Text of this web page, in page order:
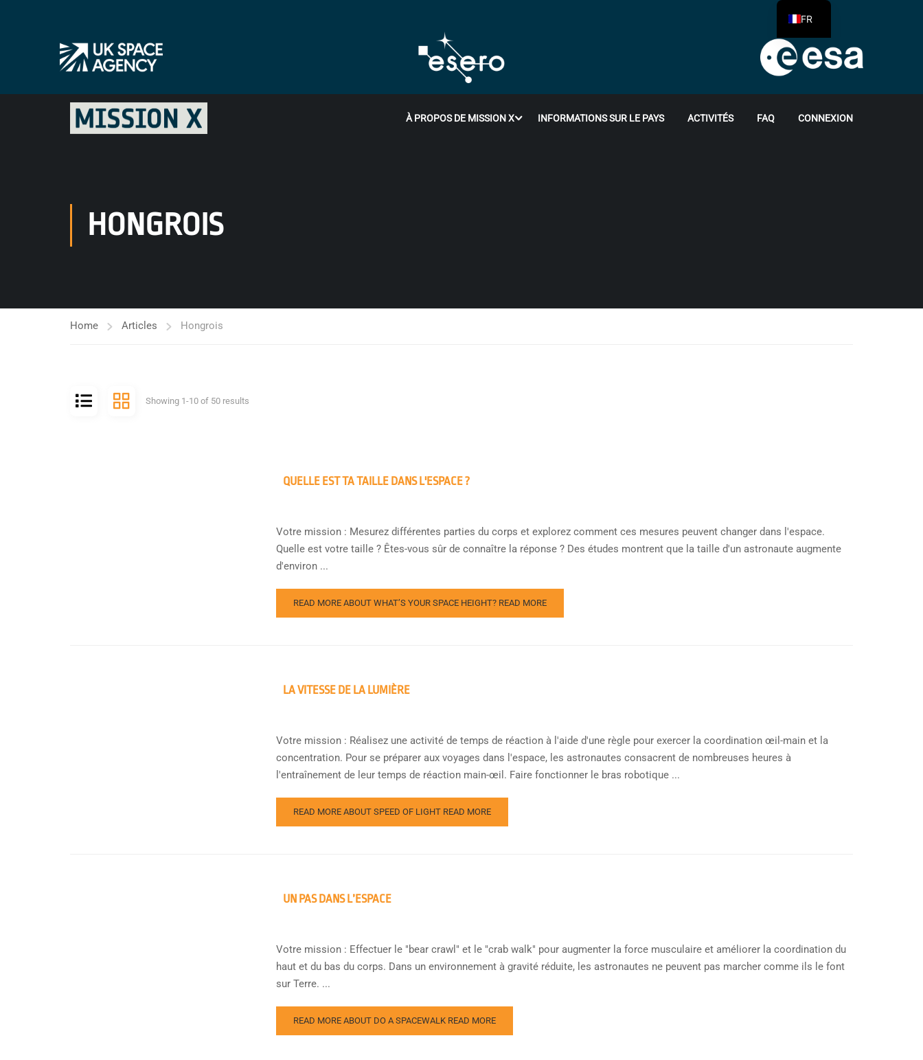
À PROPOS DE MISSION X INFORMATIONS SUR LE PAYS ACTIVITÉS FAQ CONNEXION
HONGROIS
Home Articles Hongrois
Showing 1-10 of 50 results
QUELLE EST TA TAILLE DANS L'ESPACE ?
Votre mission : Mesurez différentes parties du corps et explorez comment ces mesures peuvent changer dans l'espace.
Quelle est votre taille ? Êtes-vous sûr de connaître la réponse ? Des études montrent que la taille d'un astronaute augmente
d'environ ...
READ MORE ABOUT WHAT’S YOUR SPACE HEIGHT? READ MORE
LA VITESSE DE LA LUMIÈRE
Votre mission : Réalisez une activité de temps de réaction à l'aide d'une règle pour exercer la coordination œil-main et la
concentration. Pour se préparer aux voyages dans l'espace, les astronautes consacrent de nombreuses heures à
l'entraînement de leur temps de réaction main-œil. Faire fonctionner le bras robotique ...
READ MORE ABOUT SPEED OF LIGHT READ MORE
UN PAS DANS L’ESPACE
Votre mission : Effectuer le "bear crawl" et le "crab walk" pour augmenter la force musculaire et améliorer la coordination du
haut et du bas du corps. Dans un environnement à gravité réduite, les astronautes ne peuvent pas marcher comme ils le font
sur Terre. ...
READ MORE ABOUT DO A SPACEWALK READ MORE
FR